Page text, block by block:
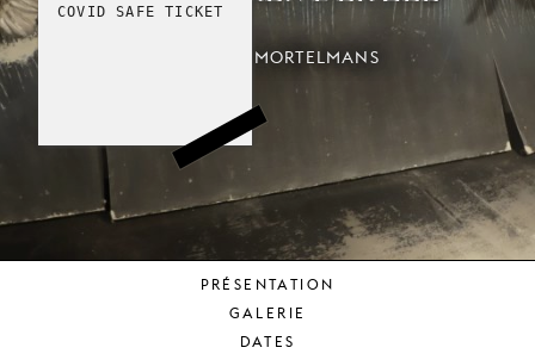
ABONNEMENTS
VOTRE
VISITE
LA
MONNAIE
SOUTENIR
COVID SAFE TICKET
LODEWIJK MORTELMANS
PRÉSENTATION
GALERIE
DATES